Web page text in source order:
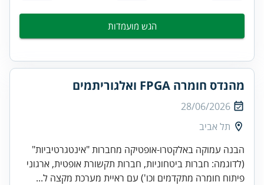
הגש מועמדות
מהנדס חומרה FPGA ואלגוריתמים
28/06/2026
תל אביב
הבנה עמוקה באלקטרו-אופטיקה מחברות "אינטגרטיביות"
(לדוגמה: חברות ביטחוניות, חברות תקשורת אופטית, ארגוני
פיתוח חומרה מתקדמים וכו') עם ראיית מערכת מקצה ל...